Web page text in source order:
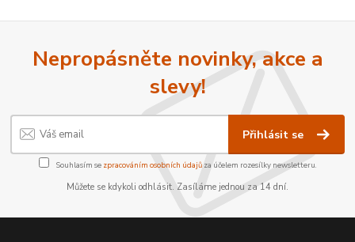
Nepropásněte novinky, akce a
slevy!
Přihlásit se
Souhlasím se zpracováním osobních údajůza účelem rozesílky newsletteru.
Můžete se kdykoli odhlásit. Zasíláme jednou za 14 dní.